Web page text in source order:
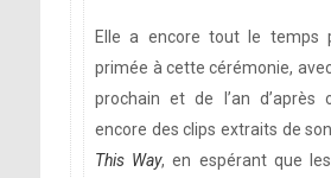
Elle a encore tout le temps
primée à cette cérémonie, avec
prochain et de l’an d’après
encore des clips extraits de
This Way, en espérant que